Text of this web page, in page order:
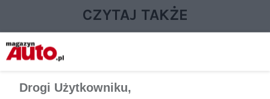
CZYTAJ TAKŻE
Drogi Użytkowniku,